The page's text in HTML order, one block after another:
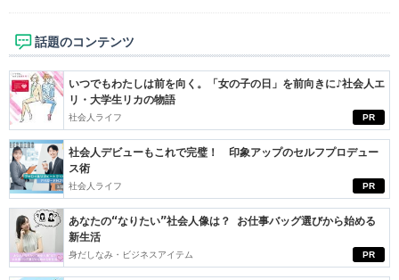
話題のコンテンツ
PR
いつでもわたしは前を向く。「女の子の日」を前向きに♪社会人エ
リ・大学生リカの物語
社会人ライフ
PR
社会人デビューもこれで完璧！ 印象アップのセルフプロデュー
ス術
社会人ライフ
PR
あなたの“なりたい”社会人像は？ お仕事バッグ選びから始める
新生活
身だしなみ・ビジネスアイテム